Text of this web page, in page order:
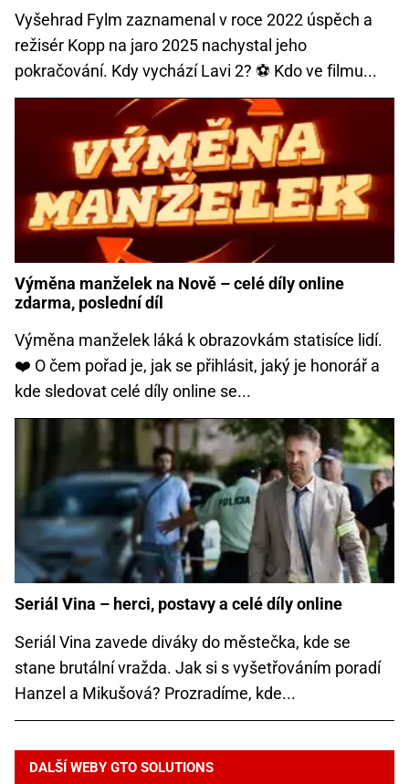
Vyšehrad Fylm zaznamenal v roce 2022 úspěch a
režisér Kopp na jaro 2025 nachystal jeho
pokračování. Kdy vychází Lavi 2? ⚽ Kdo ve filmu...
Výměna manželek na Nově – celé díly online
zdarma, poslední díl
Výměna manželek láká k obrazovkám statisíce lidí.
❤️ O čem pořad je, jak se přihlásit, jaký je honorář a
kde sledovat celé díly online se...
Seriál Vina – herci, postavy a celé díly online
Seriál Vina zavede diváky do městečka, kde se
stane brutální vražda. Jak si s vyšetřováním poradí
Hanzel a Mikušová? Prozradíme, kde...
DALŠÍ WEBY GTO SOLUTIONS